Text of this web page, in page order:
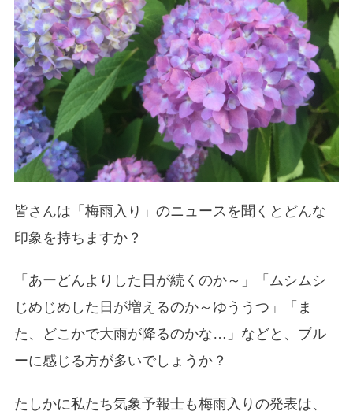
皆さんは「梅雨入り」のニュースを聞くとどんな
印象を持ちますか？
「あーどんよりした日が続くのか～」「ムシムシ
じめじめした日が増えるのか～ゆううつ」「ま
た、どこかで大雨が降るのかな…」などと、ブル
ーに感じる方が多いでしょうか？
たしかに私たち気象予報士も梅雨入りの発表は、